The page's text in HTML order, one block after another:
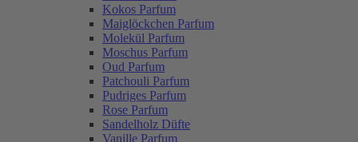
Kokos Parfum
Maiglöckchen Parfum
Molekül Parfum
Moschus Parfum
Oud Parfum
Patchouli Parfum
Pudriges Parfum
Rose Parfum
Sandelholz Düfte
Vanille Parfum